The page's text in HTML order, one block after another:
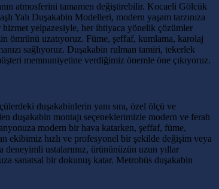
atmosferini tamamen değiştirebilir. Kocaeli Gölcük
Yalı Duşakabin Modelleri, modern yaşam tarzınıza
hizmet yelpazesiyle, her ihtiyaca yönelik çözümler
ömrünü uzatıyoruz. Füme, şeffaf, kumlama, karolaj
sağlıyoruz. Duşakabin rulman tamiri, tekerlek
memnuniyetine verdiğimiz önemle öne çıkıyoruz.
duşakabinlerin yanı sıra, özel ölçü ve
duşakabin montajı seçeneklerimizle modern ve ferah
modern bir hava katarken, şeffaf, füme,
ekibimiz hızlı ve profesyonel bir şekilde değişim veya
deneyimli ustalarımız, ürününüzün uzun yıllar
sanatsal bir dokunuş katar. Metrobüs duşakabin